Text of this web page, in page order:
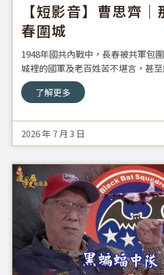
【短影音】曹思齊
春圍城
1948年國共內戰中，長春被共軍包
城裡的國軍及老百姓苦不堪言，甚
思齊當時因考上軍校要去瀋陽報到，
是透過了管道搭上軍機…。
了解更多
2026 年 7 月 3 日